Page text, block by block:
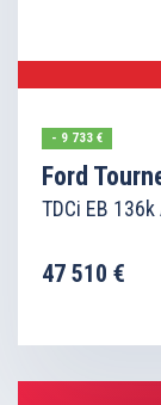
- 9 733 €
Ford
TDCi EB
47 510 €